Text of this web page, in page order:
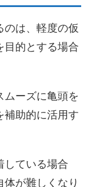
のは、軽度の仮
目的とする場合
ムーズに亀頭を
補助的に活用す
している場合
が難しくなり